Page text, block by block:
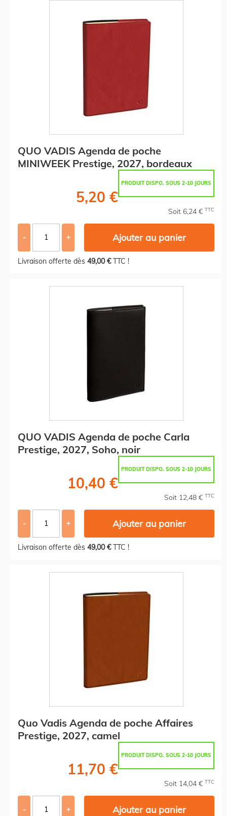
QUO VADIS Agenda de poche
MINIWEEK Prestige, 2027, bordeaux
PRODUIT DISPO. SOUS 2-10 JOURS
5,20 €
Soit 6,24 € TTC
- + Ajouter au panier
Livraison offerte dès 49,00 €TTC !
QUO VADIS Agenda de poche Carla
Prestige, 2027, Soho, noir
PRODUIT DISPO. SOUS 2-10 JOURS
10,40 €
Soit 12,48 € TTC
- + Ajouter au panier
Livraison offerte dès 49,00 €TTC !
Quo Vadis Agenda de poche Affaires
Prestige, 2027, camel
PRODUIT DISPO. SOUS 2-10 JOURS
11,70 €
Soit 14,04 € TTC
- + Ajouter au panier